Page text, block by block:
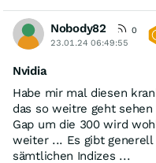
Nobody82
0
23.01.24 06:49:55
Nvidia
Habe mir mal diesen
das so weitre geht
Gap um die 300 wird
weiter ... Es gibt
sämtlichen Indizes ...